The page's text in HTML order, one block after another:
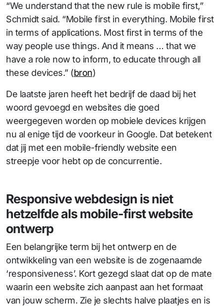
“We understand that the new rule is mobile first,”
Schmidt said. “Mobile first in everything. Mobile first
in terms of applications. Most first in terms of the
way people use things. And it means … that we
have a role now to inform, to educate through all
these devices.” (bron)
De laatste jaren heeft het bedrijf de daad bij het
woord gevoegd en websites die goed
weergegeven worden op mobiele devices krijgen
nu al enige tijd de voorkeur in Google. Dat betekent
dat jij met een mobile-friendly website een
streepje voor hebt op de concurrentie.
Responsive webdesign is niet
hetzelfde als mobile-first website
ontwerp
Een belangrijke term bij het ontwerp en de
ontwikkeling van een website is de zogenaamde
‘responsiveness’. Kort gezegd slaat dat op de mate
waarin een website zich aanpast aan het formaat
van jouw scherm. Zie je slechts halve plaatjes en is